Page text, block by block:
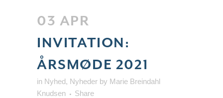
03 APR
INVITATION:
ÅRSMØDE 2021
in Nyhed, Nyheder by Marie Breindahl
Knudsen
Share